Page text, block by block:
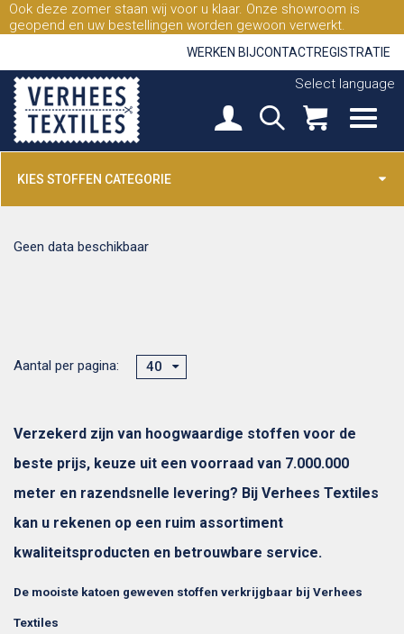
Ook deze zomer staan wij voor u klaar. Onze showroom is
geopend en uw bestellingen worden gewoon verwerkt.
WERKEN BIJCONTACTREGISTRATIE
Select language
KIES STOFFEN CATEGORIE
Geen data beschikbaar
Aantal per pagina: 40
Verzekerd zijn van hoogwaardige stoffen voor de
beste prijs, keuze uit een voorraad van 7.000.000
meter en razendsnelle levering? Bij Verhees Textiles
kan u rekenen op een ruim assortiment
kwaliteitsproducten en betrouwbare service.
De mooiste katoen geweven stoffen verkrijgbaar bij Verhees
Textiles